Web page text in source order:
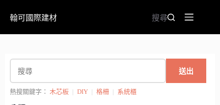
翰可國際建材 搜尋
送出
熱搜關鍵字： 木芯板 | DIY | 格柵 | 系統櫃